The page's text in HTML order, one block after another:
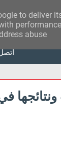
ونتائجها
to deliver
abuse.